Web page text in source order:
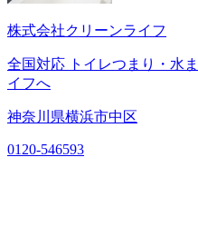
株式会社クリーンライフ
全国対応 トイレつまり・水
イフへ
神奈川県横浜市中区
0120-546593